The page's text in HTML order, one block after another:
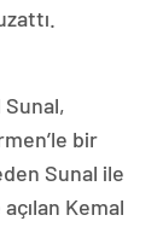
Sunal,
bir
Sunal ile
Kemal